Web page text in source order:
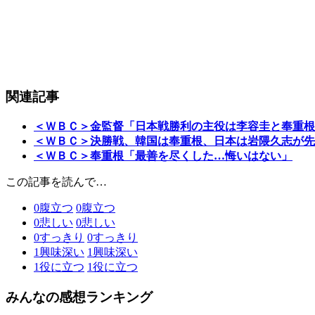
関連記事
＜ＷＢＣ＞金監督「日本戦勝利の主役は李容圭と奉重
＜ＷＢＣ＞決勝戦、韓国は奉重根、日本は岩隈久志が
＜ＷＢＣ＞奉重根「最善を尽くした…悔いはない」
この記事を読んで…
0腹立つ 0腹立つ
0悲しい 0悲しい
0すっきり 0すっきり
1興味深い 1興味深い
1役に立つ 1役に立つ
みんなの感想ランキング